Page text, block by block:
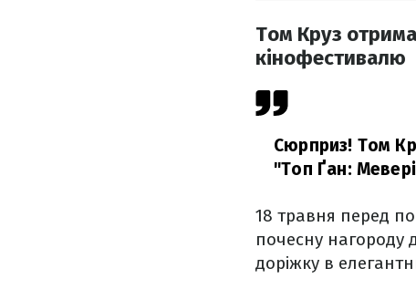
Том Круз
кінофестивалю
Сюрприз! Том
"Топ Ґан:
18 травня перед
почесну нагороду
доріжку в